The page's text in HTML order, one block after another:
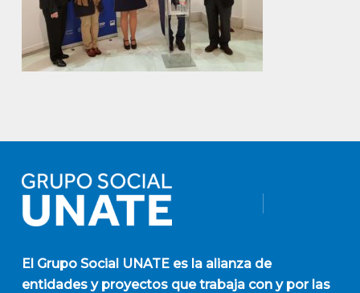
El Grupo Social UNATEes la alianza de
entidades y proyectos que trabaja con y por las